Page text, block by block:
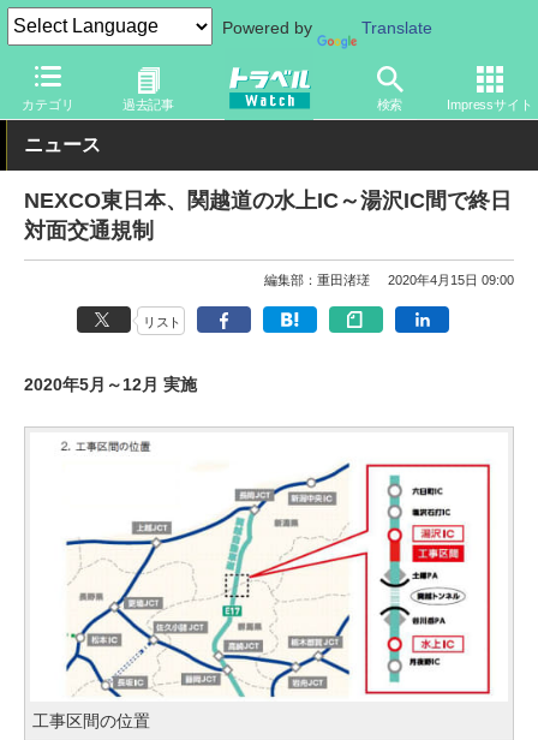
Powered by Translate
カテゴリ 過去記事 検索 Impressサイト
トラベル Watch 旅の方法 クルマ旅 高速道路
ニュース
NEXCO東日本、関越道の水上IC～湯沢IC間で終日
対面交通規制
編集部：重田渚瑳 2020年4月15日 09:00
リスト
2020年5月～12月 実施
工事区間の位置